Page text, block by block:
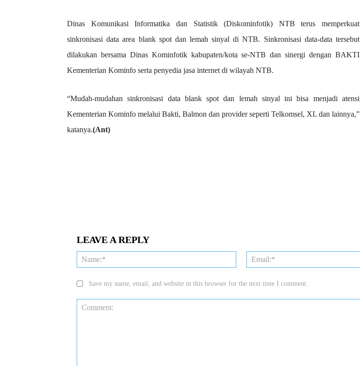
Dinas Komunikasi Informatika dan Statistik (Diskominfotik) NTB terus memperkuat
sinkronisasi data area blank spot dan lemah sinyal di NTB. Sinkronisasi data-data tersebut
dilakukan bersama Dinas Kominfotik kabupaten/kota se-NTB dan sinergi dengan BAKTI
Kementerian Kominfo serta penyedia jasa internet di wilayah NTB.
“Mudah-mudahan sinkronisasi data blank spot dan lemah sinyal ini bisa menjadi atensi
Kementerian Kominfo melalui Bakti, Balmon dan provider seperti Telkomsel, XL dan lainnya,”
katanya.(Ant)
LEAVE A REPLY
Name:*
Save my name, email, and website in this browser for the next time I comment.